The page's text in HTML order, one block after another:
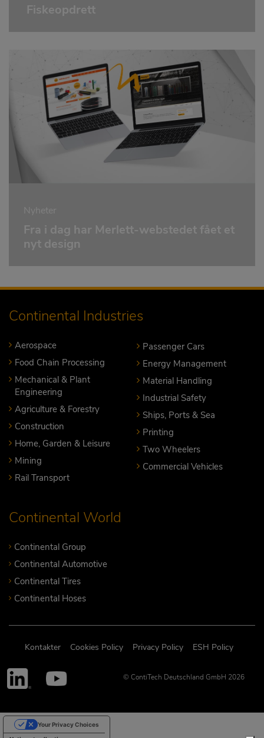
Fiskeopdrett
Nyheter
Fra i dag har Merlett-webstedet fået et
nyt design
Continental Industries
Aerospace
Food Chain Processing
Mechanical & Plant
Engineering
Agriculture & Forestry
Construction
Home, Garden & Leisure
Mining
Rail Transport
Passenger Cars
Energy Management
Material Handling
Industrial Safety
Ships, Ports & Sea
Printing
Two Wheelers
Commercial Vehicles
Continental World
Continental Group
Continental Automotive
Continental Tires
Continental Hoses
Kontakter Cookies Policy Privacy Policy ESH Policy
© ContiTech Deutschland GmbH 2026
Your Privacy Choices